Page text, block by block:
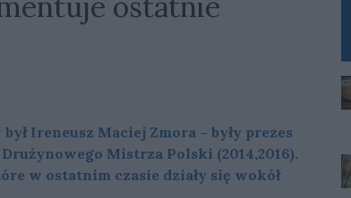
Ireneusz Maciej Zmora – były prezes
Mistrza Polski (2014,2016).
w ostatnim czasie działy się wokół